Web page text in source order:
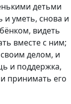
детьми
и уметь, снова и
видеть
вместе с ним;
делом, и
и поддержка,
принимать его